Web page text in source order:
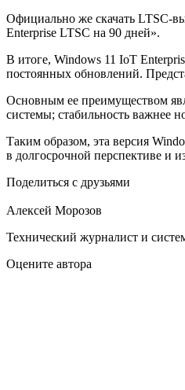
Официально же скачать LTSC-
Enterprise LTSC на 90 дней».
В итоге, Windows 11 IoT
постоянных обновлений.
Основным ее преимуществом
системы; стабильность важнее
Таким образом, эта версия
в долгосрочной перспективе и
Поделиться с друзьями
Алексей Морозов
Технический журналист и
Оцените автора